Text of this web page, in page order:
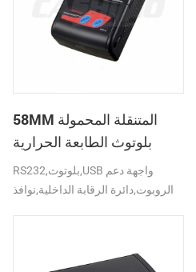
58MM المتنقلة المحمولة
بلوتوث الطابعة الحرارية
PTP-II
RS232,بلوتوث,USB واجهة دعم
الروبوت,دائرة الرقابة الداخلية,نوافذ